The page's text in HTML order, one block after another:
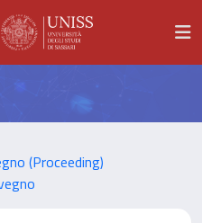
(Proceeding)